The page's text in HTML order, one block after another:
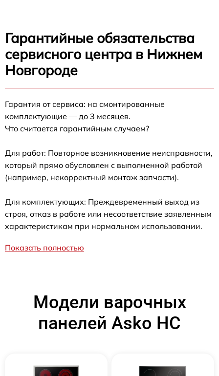
Гарантийные обязательства
сервисного центра в Нижнем
Новгороде
Гарантия от сервиса: на смонтированные
комплектующие — до 3 месяцев.
Что считается гарантийным случаем?
Для работ: Повторное возникновение неисправности,
который прямо обусловлен с выполненной работой
(например, некорректный монтаж запчасти).
Для комплектующих: Преждевременный выход из
строя, отказ в работе или несоответствие заявленным
характеристикам при нормальном использовании.
Показать полностью
Модели варочных
панелей Asko HC